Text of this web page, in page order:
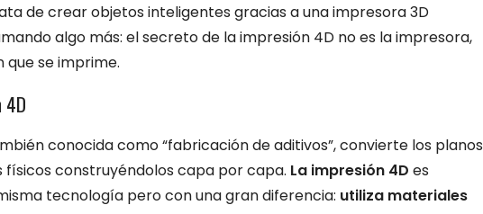
de crear objetos inteligentes gracias a una impresora 3D
algo más: el secreto de la impresión 4D no es la impresora,
que se imprime.
4D
conocida como “fabricación de aditivos”, convierte los planos
físicos construyéndolos capa por capa. La impresión 4D es
tecnología pero con una gran diferencia: utiliza materiales